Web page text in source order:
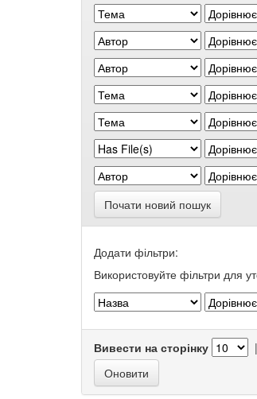
Почати новий пошук
Додати фільтри:
Використовуйте фільтри для
Вивести на сторінку |